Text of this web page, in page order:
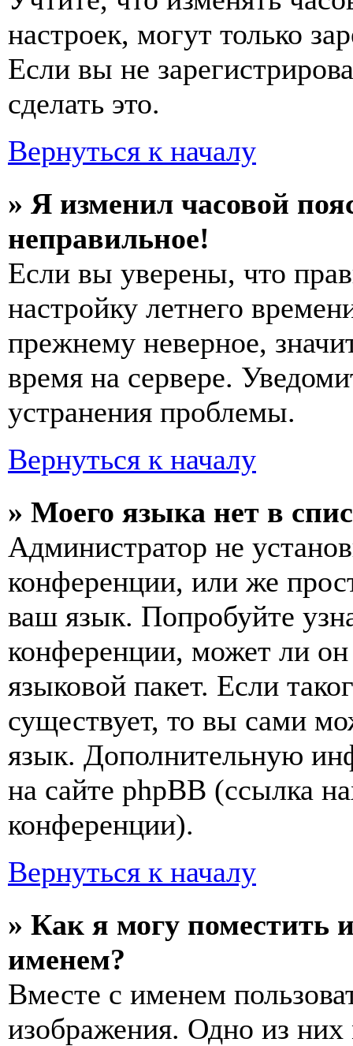
настроек, могут только
Если вы не
сделать это.
Вернуться к началу
» Я изменил часовой
неправильное!
Если вы уверены, что
настройку летнего
прежнему неверное,
время на сервере.
устранения проблемы.
Вернуться к началу
» Моего языка нет в
Администратор не
конференции, или же
ваш язык. Попробуйте
конференции, может ли
языковой пакет. Если
существует, то вы сами
язык. Дополнительную
на сайте phpBB (ссылка
конференции).
Вернуться к началу
» Как я могу поместить
именем?
Вместе с именем
изображения. Одно из